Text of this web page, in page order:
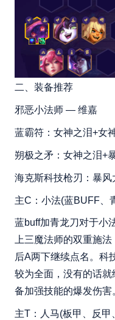
二、装备推荐
邪恶小法师 — 维嘉
蓝霸符：女神之泪+女
朔极之矛：女神之泪+
海克斯科技枪刃：暴风
主C：小法(蓝BUFF、
蓝buff加青龙刀对于小
上三魔法师的双重施
后A两下继续点名。科
较为全面，没有的话
备加强技能的爆发伤害
主T：人马(板甲、反甲